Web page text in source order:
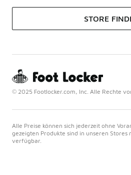
STORE
© 2025 Footlocker.com, Inc. Alle Rechte
Alle Preise können sich jederzeit ohne
gezeigten Produkte sind in unseren
verfügbar.